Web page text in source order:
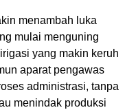
menambah luka
mulai menguning
yang makin keruh
aparat pengawas
administrasi, tanpa
menindak produksi